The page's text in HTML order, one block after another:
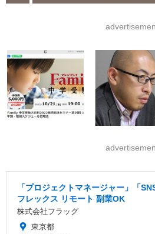
「プロジェクトマネージャー」「
フレックス リモート 副業OK
株式会社フラッグ
東京都